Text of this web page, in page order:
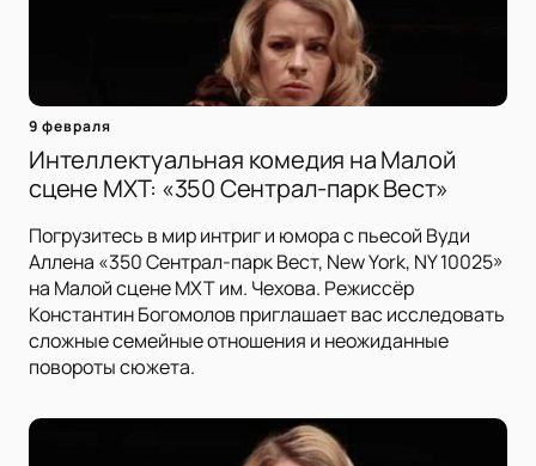
9 февраля
Интеллектуальная комедия на Малой
сцене МХТ: «350 Сентрал-парк Вест»
Погрузитесь в мир интриг и юмора с пьесой Вуди
Аллена «350 Сентрал-парк Вест, New York, NY 10025»
на Малой сцене МХТ им. Чехова. Режиссёр
Константин Богомолов приглашает вас исследовать
сложные семейные отношения и неожиданные
повороты сюжета.